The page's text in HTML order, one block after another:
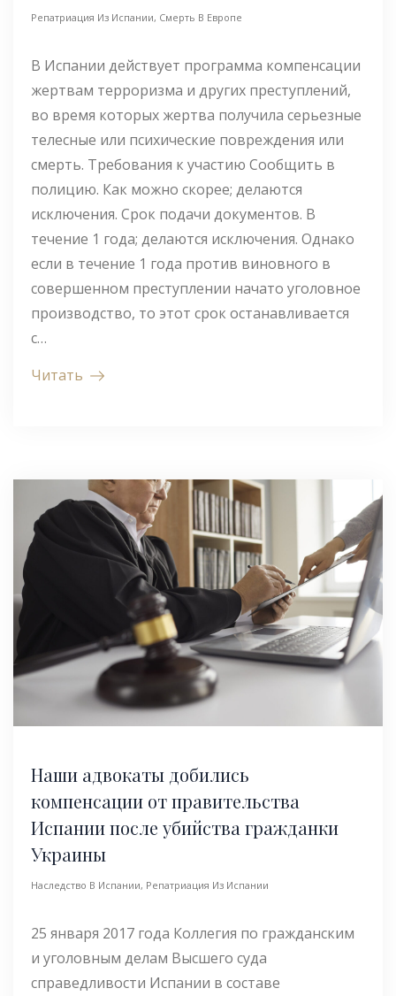
Репатриация Из Испании, Смерть В Европе
В Испании действует программа компенсации
жертвам терроризма и других преступлений,
во время которых жертва получила серьезные
телесные или психические повреждения или
смерть. Требования к участию Сообщить в
полицию. Как можно скорее; делаются
исключения. Срок подачи документов. В
течение 1 года; делаются исключения. Однако
если в течение 1 года против виновного в
совершенном преступлении начато уголовное
производство, то этот срок останавливается
с…
Читать
Наши адвокаты добились
компенсации от правительства
Испании после убийства гражданки
Украины
Наследство В Испании, Репатриация Из Испании
25 января 2017 года Коллегия по гражданским
и уголовным делам Высшего суда
справедливости Испании в составе